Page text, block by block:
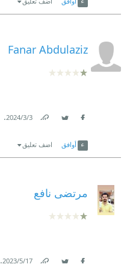
Fanar Abdulaziz
3‏/3‏/2024
.
أوافق اضف تعليق
مرتضى نافع
17‏/5‏/2023
.